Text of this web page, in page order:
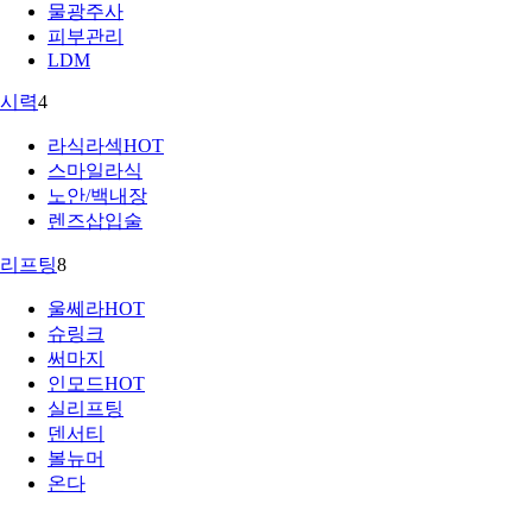
물광주사
피부관리
LDM
시력4
라식라섹HOT
스마일라식
노안/백내장
렌즈삽입술
리프팅8
울쎄라HOT
슈링크
써마지
인모드HOT
실리프팅
덴서티
볼뉴머
온다